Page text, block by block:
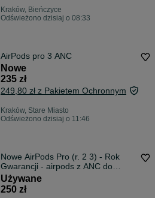
Kraków, Bieńczyce
Odświeżono dzisiaj o 08:33
AirPods pro 3 ANC
Nowe
235 zł
249,80 zł z Pakietem Ochronnym
Kraków, Stare Miasto
Odświeżono dzisiaj o 11:46
Nowe AirPods Pro (r. 2 3) - Rok
Gwarancji - airpods z ANC do
iPhone
Używane
250 zł